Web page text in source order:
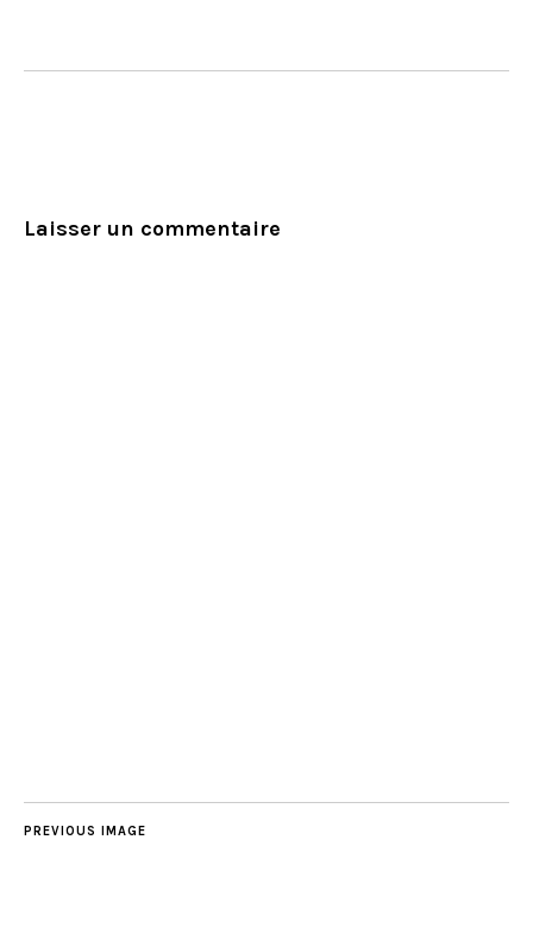
Laisser un commentaire
PREVIOUS IMAGE